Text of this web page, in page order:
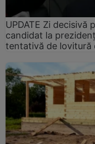
UPDATE Zi decisivă
candidat la
tentativă de lovitură